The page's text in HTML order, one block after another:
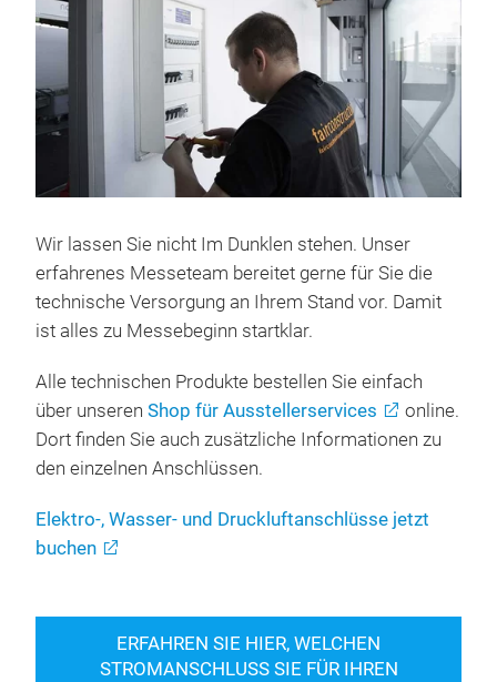
Wir lassen Sie nicht Im Dunklen stehen. Unser
erfahrenes Messeteam bereitet gerne für Sie die
technische Versorgung an Ihrem Stand vor. Damit
ist alles zu Messebeginn startklar.
Alle technischen Produkte bestellen Sie einfach
über unseren Shop für Ausstellerservices
online.
Dort finden Sie auch zusätzliche Informationen zu
den einzelnen Anschlüssen.
Elektro-, Wasser- und Druckluftanschlüsse jetzt
buchen
ERFAHREN SIE HIER, WELCHEN
STROMANSCHLUSS SIE FÜR IHREN